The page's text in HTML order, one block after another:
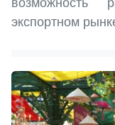
экспортном